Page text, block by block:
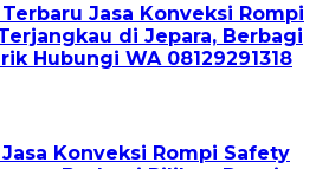
Jasa Konveksi Rompi
di Jepara, Berbagi
Hubungi WA 08129291318
Konveksi Rompi Safety